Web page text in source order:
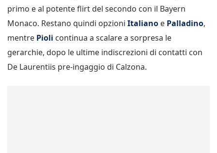
primo e al potente flirt del secondo con il Bayern
Monaco. Restano quindi opzioni Italiano e Palladino,
mentre Pioli continua a scalare a sorpresa le
gerarchie, dopo le ultime indiscrezioni di contatti con
De Laurentiis pre-ingaggio di Calzona.